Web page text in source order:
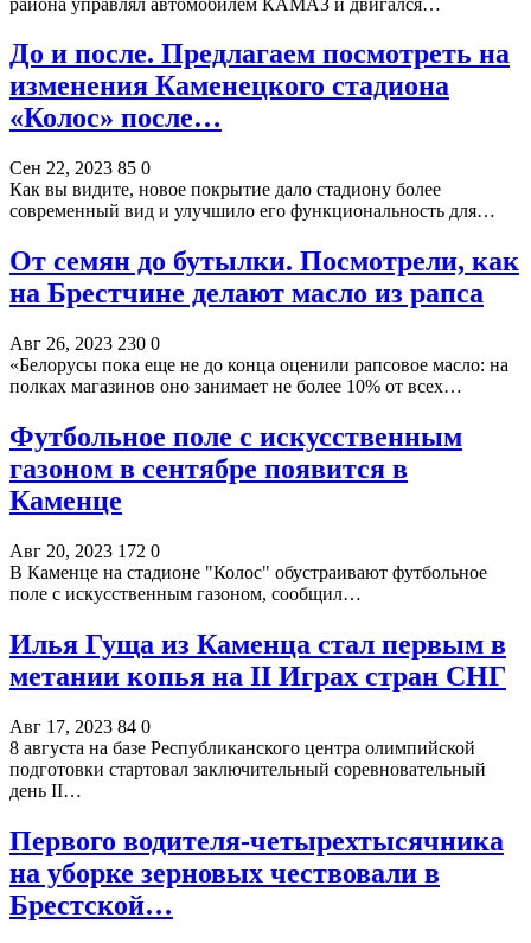
До и после. Предлагаем посмотреть на
изменения Каменецкого стадиона
«Колос» после…
Сен 22, 2023 85 0
Как вы видите, новое покрытие дало стадиону более
современный вид и улучшило его функциональность для…
От семян до бутылки. Посмотрели, как
на Брестчине делают масло из рапса
Авг 26, 2023 230 0
«Белорусы пока еще не до конца оценили рапсовое масло: на
полках магазинов оно занимает не более 10% от всех…
Футбольное поле с искусственным
газоном в сентябре появится в
Каменце
Авг 20, 2023 172 0
В Каменце на стадионе "Колос" обустраивают футбольное
поле с искусственным газоном, сообщил…
Илья Гуща из Каменца стал первым в
метании копья на II Играх стран СНГ
Авг 17, 2023 84 0
8 августа на базе Республиканского центра олимпийской
подготовки стартовал заключительный соревновательный
день II…
Первого водителя-четырехтысячника
на уборке зерновых чествовали в
Брестской…